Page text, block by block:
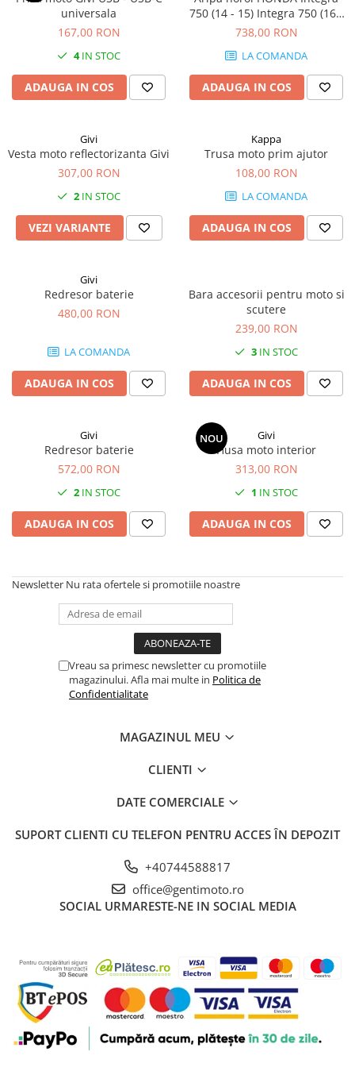
universala
167,00 RON
4IN STOC
ADAUGA IN COS
750 (14 - 15) Integra 750 (16 -
20)
738,00 RON
LA COMANDA
ADAUGA IN COS
Givi
Vesta moto reflectorizanta Givi
307,00 RON
2 IN STOC
VEZI VARIANTE
Kappa
Trusa moto prim ajutor
108,00 RON
LA COMANDA
ADAUGA IN COS
Givi
Redresor baterie
480,00 RON
LA COMANDA
ADAUGA IN COS
Bara accesorii pentru moto si
scutere
239,00 RON
3 IN STOC
ADAUGA IN COS
Givi
Redresor baterie
572,00 RON
2 IN STOC
ADAUGA IN COS
NOU Givi
Husa moto interior
313,00 RON
1 IN STOC
ADAUGA IN COS
Newsletter Nu rata ofertele si promotiile noastre
Vreau sa primesc newsletter cu promotiile
magazinului. Afla mai multe in Politica de
Confidentialitate
MAGAZINUL MEU
CLIENTI
DATE COMERCIALE
SUPORT CLIENTI CU TELEFON PENTRU ACCES ÎN DEPOZIT
+40744588817
office@gentimoto.ro
SOCIAL URMARESTE-NE IN SOCIAL MEDIA